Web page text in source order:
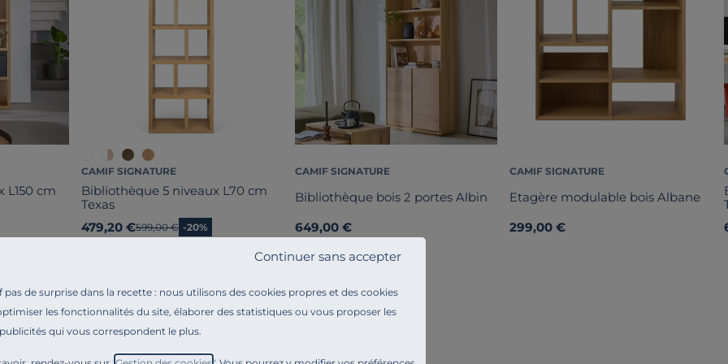
pas de surprise dans la recette : nous utilisons des cookies propres et des cookies
les fonctionnalités du site, élaborer des statistiques ou vous proposer les
qui vous correspondent le plus.
Continuer sans accepter
L150 cm
CAMIF SIGNATURE
Bibliothèque 5 niveaux L70 cm
Texas
479,20 €Ancien prix
599,00 € -20%
CAMIF SIGNATURE
Bibliothèque bois 2 portes Albin
649,00 €
CAMIF SIGNATURE
Etagère modulable bois Albane
299,00 €